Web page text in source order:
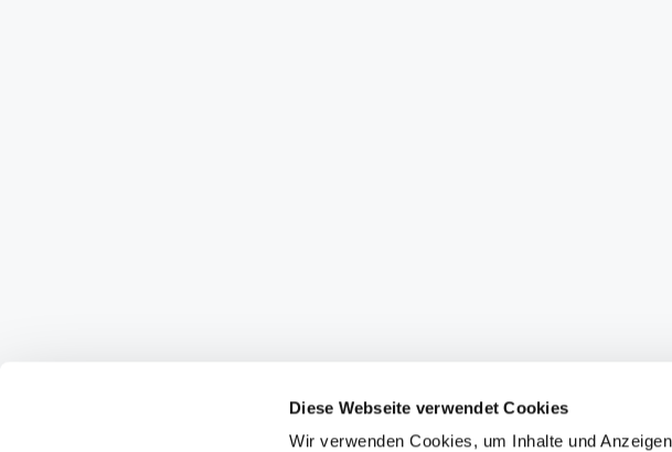
Diese Webseite verwendet Cookies
Wir verwenden Cookies, um Inhalte und